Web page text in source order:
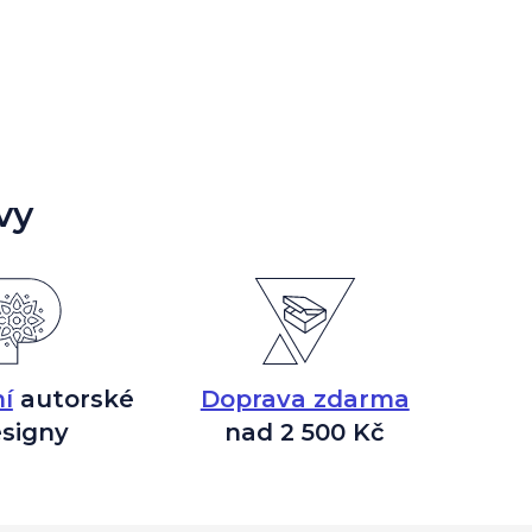
autorské
Doprava zdarma
nad 2 500 Kč